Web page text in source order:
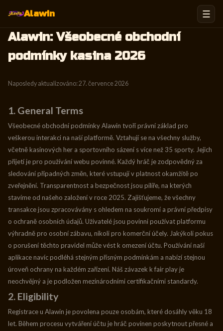
Alawin ☰
Alawin: Všeobecné obchodní
podmínky kasina 2026
Naposledy aktualizováno: 27. července 2026
1. General Terms
Všeobecné obchodní podmínky Alawin tvoří právní základ pro
veškerou interakci na naší platformě. Vztahují se na všechny služby,
včetně kasinových her a sportovního sázení s více než 35 sporty. Jejich
přijetí je pro používání webu povinné. Každý hráč je zodpovědný za
sledování případných změn, které vstupují v platnost okamžitě po
zveřejnění. Transparentnost a bezpečnost jsou pilíře, na kterých
stavíme od našeho založení v roce 2025. Zajišťujeme, že všechny
transakce jsou zpracovávány s ohledem na soukromí a právní předpisy
o ochraně osobních údajů. Uživatelé jsou povinni používat platformu
výhradně pro osobní zábavu, nikoli pro komerční účely. Jakýkoli pokus
o porušení těchto pravidel může vést k omezení účtu. Používání naší
aplikace navíc podléhá stejným přísným podmínkám a nabízí stejnou
úroveň ochrany na každém zařízení. Náš závazek k fair play je
neochvějný a je podložen mezinárodními certifikačními standardy.
2. Eligibility
Registrace u Alawin je povolena pouze osobám, které dosáhly věku 18
let. Během procesu vytváření účtu je hráč povinen poskytnout přesné a